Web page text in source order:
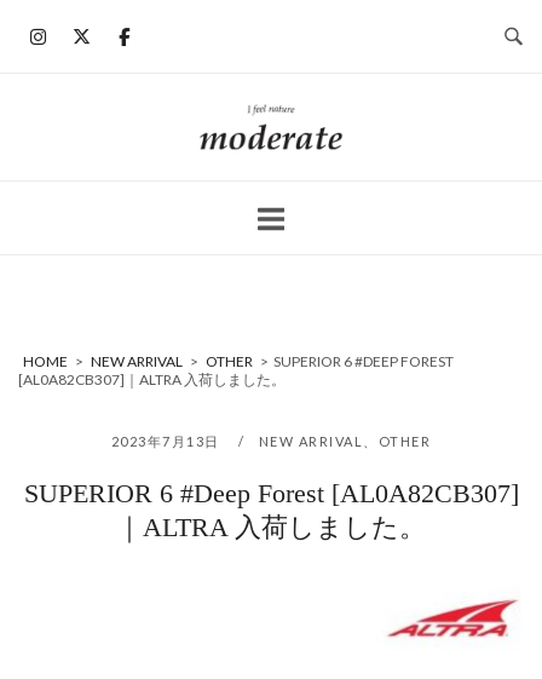
ホ
ー
HOME > NEW ARRIVAL > OTHER > SUPERIOR 6 #DEEP FOREST
[AL0A82CB307]｜ALTRA 入荷しました。
2023年7月13日 NEW ARRIVAL OTHER
SUPERIOR 6 #Deep Forest [AL0A82CB307]
｜ALTRA 入荷しました。